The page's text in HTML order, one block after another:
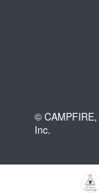
© CAMPFIRE,
Inc.